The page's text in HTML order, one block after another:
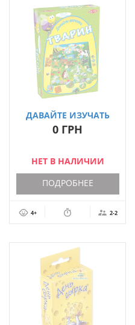
ДАВАЙТЕ ИЗУЧАТЬ
ЖИВОТНЫХ
0 ГРН
НЕТ В НАЛИЧИИ
ПОДРОБНЕЕ
4+ 2-2